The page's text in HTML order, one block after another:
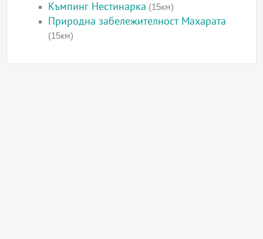
Къмпинг Нестинарка (15км)
Природна забележителност Махарата
(15км)